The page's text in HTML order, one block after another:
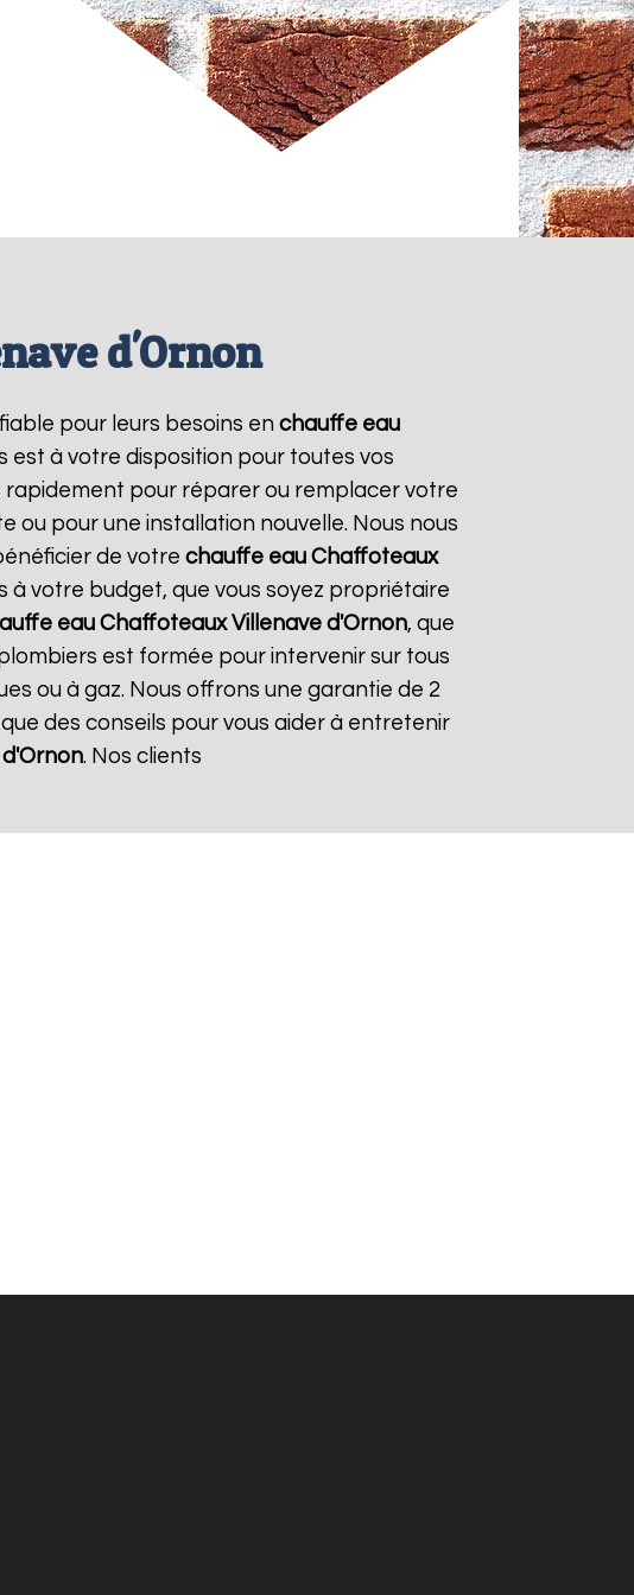
d'Ornon
pour leurs besoins en chauffe eau
à votre disposition pour toutes vos
rapidement pour réparer ou remplacer votre
ou pour une installation nouvelle. Nous nous
de votre chauffe eau Chaffoteaux
votre budget, que vous soyez propriétaire
eau Chaffoteaux Villenave d'Ornon, que
est formée pour intervenir sur tous
ou à gaz. Nous offrons une garantie de 2
que des conseils pour vous aider à entretenir
. Nos clients